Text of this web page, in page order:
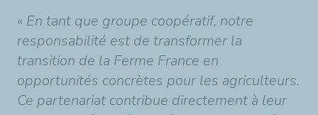
« En tant que groupe coopératif, notre
responsabilité est de transformer la
transition de la Ferme France en
opportunités concrètes pour les agriculteurs.
Ce partenariat contribue directement à leur